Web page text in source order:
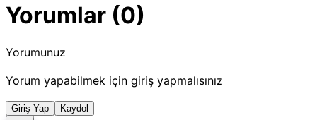
Yorumlar (0)
Yorumunuz
Yorum yapabilmek için giriş yapmalısınız
Giriş Yap Kaydol